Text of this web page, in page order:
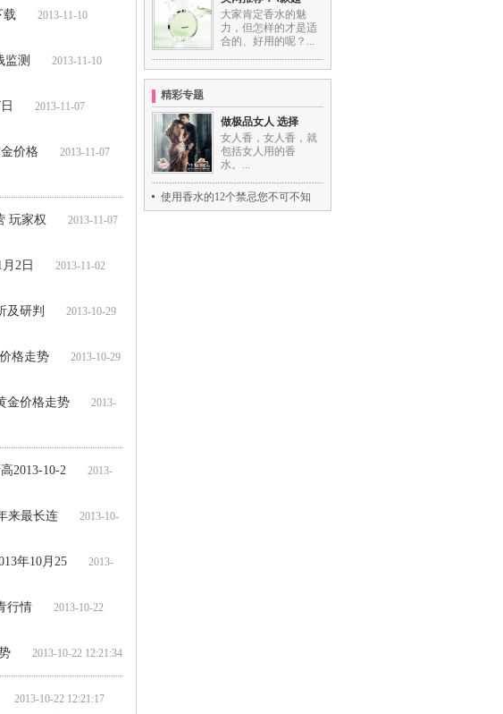
载 2013-11-10
监测
2013-11-10
2013-11-07
价格 2013-11-07
玩家权 2013-11-07
2日
2013-11-02
及研判
2013-10-29
格走势 2013-10-29
金价格走势 2013-
2013-10-2 2013-
来最长连 2013-10-
年10月25 2013-
行情 2013-10-22
2013-10-22 12:21:34
2013-10-22 12:21:17
大家肯定香水的魅
力，但怎样的才是适
合的、好用的呢？...
精彩专题
做极品女人 选择
女人香，女人香，就
包括女人用的香
水。...
使用香水的12个禁忌您不可不知